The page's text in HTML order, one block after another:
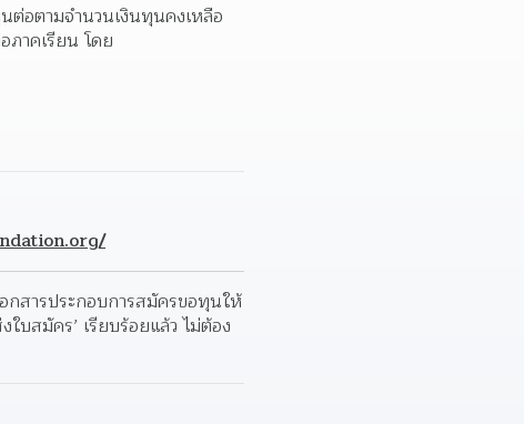
อตามจำนวนเงินทุนคงเหลือ
าคเรียน โดย
กสารประกอบการสมัครขอทุนให้
บสมัคร’ เรียบร้อยแล้ว ไม่ต้อง